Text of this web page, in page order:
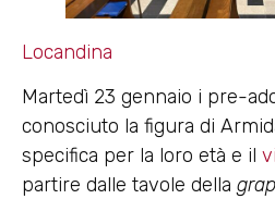
Locandina
Martedì 23 gennaio i pre-
conosciuto la figura di
specifica per la loro età e il
partire dalle tavole della